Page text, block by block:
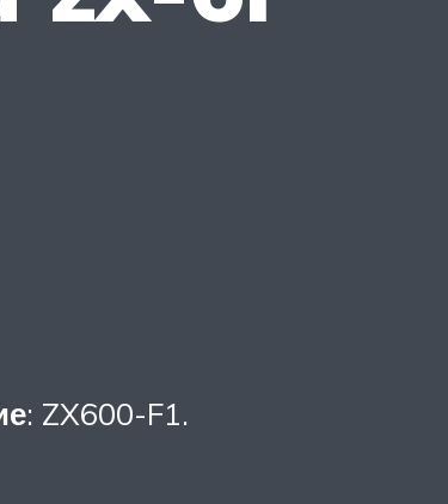
: ZX600-F1.